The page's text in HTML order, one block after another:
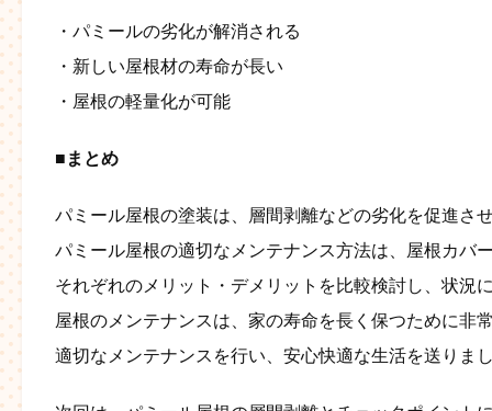
・パミールの劣化が解消される
・新しい屋根材の寿命が長い
・屋根の軽量化が可能
■まとめ
パミール屋根の塗装は、層間剥離などの劣化を促進さ
パミール屋根の適切なメンテナンス方法は、屋根カバ
それぞれのメリット・デメリットを比較検討し、状況
屋根のメンテナンスは、家の寿命を長く保つために非
適切なメンテナンスを行い、安心快適な生活を送りま